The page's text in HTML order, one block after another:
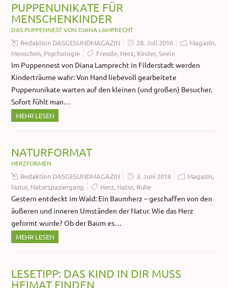
PUPPENUNIKATE FÜR
MENSCHENKINDER
DAS PUPPENNEST VON DIANA LAMPRECHT
Redaktion DASGESUNDMAGAZIN 28. Juli 2016 Magazin,
Menschen, Psychologie Freude, Herz, Kinder,Seele
Im Puppennest von Diana Lamprecht in Filderstadt werden
Kinderträume wahr: Von Hand liebevoll gearbeitete
Puppenunikate warten auf den kleinen (und großen) Besucher.
Sofort fühlt man…
MEHR LESEN
NATURFORMAT
HERZFORMEN
Redaktion DASGESUNDMAGAZIN 3. Juni 2016 Magazin,
Natur, Naturspaziergang Herz, Natur, Ruhe
Gestern entdeckt im Wald: Ein Baumherz – geschaffen von den
äußeren und inneren Umständen der Natur. Wie das Herz
geformt wurde? Ob der Baum es…
MEHR LESEN
LESETIPP: DAS KIND IN DIR MUSS
HEIMAT FINDEN